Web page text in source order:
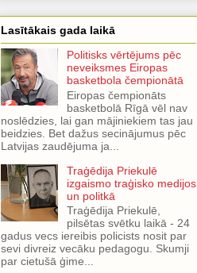
Lasītākais gada laikā
Politisks vērtējums pēc
neveiksmes Eiropas
basketbola čempionātā
Eiropas čempionāts
basketbolā Rīgā vēl nav
noslēdzies, lai gan mājiniekiem tas jau
beidzies. Bet dažus secinājumus pēc
Latvijas zaudējuma ja...
Traģēdija Priekulē
izgaismo traģisko medijos
un politkā
Traģēdija Priekulē,
pilsētas svētku laikā - 24
gadus vecs iereibis policists nosit par
sevi divreiz vecāku pedagogu. Skumji
par cietušā ģime...